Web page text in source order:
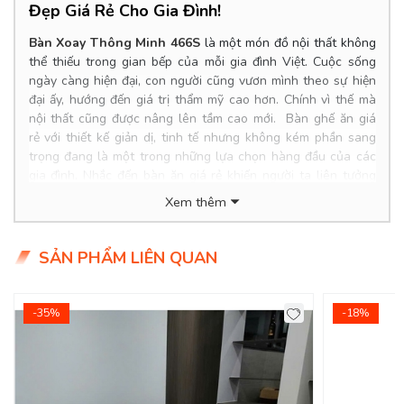
Đẹp Giá Rẻ Cho Gia Đình!
Bàn Xoay Thông Minh 466S là một món đồ nội thất không
thể thiếu trong gian bếp của mỗi gia đình Việt. Cuộc sống
ngày càng hiện đại, con người cũng vươn mình theo sự hiện
đại ấy, hướng đến giá trị thẩm mỹ cao hơn. Chính vì thế mà
nội thất cũng được nâng lên tầm cao mới. Bàn ghế ăn giá
rẻ với thiết kế giản dị, tinh tế nhưng không kém phần sang
trọng đang là một trong những lựa chọn hàng đầu của các
đến những mẫu bàn ăn nhỏ gọn nhưng mang tính đa nhiệm
Product Info
Chất Liệu :
chân sắt mặt đá ceramic trắng.
Giá bàn: 9.500.000đ/Cái
Giá ghế: 1.450.000đ/Cái
Xem thêm
SẢN PHẨM LIÊN QUAN
-35% -18%